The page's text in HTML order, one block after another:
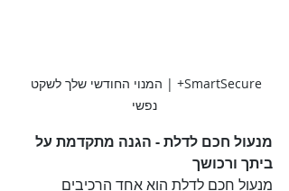
SmartSecure+ | המנוי החודשי שלך לשקט
נפשי
מנעול חכם לדלת - הגנה מתקדמת על
ביתך ורכושך
מנעול חכם לדלת הוא אחד הרכיבים